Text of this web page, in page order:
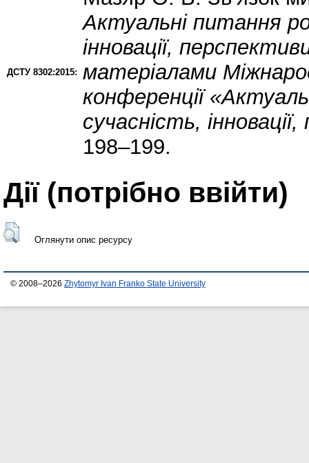
ДСТУ 8302:2015:
Актуальні питання
інновації,
матеріалами
конференції
сучасність,
198–199.
Дії ​​(потрібно ввійти)
Оглянути опис ресурсу
© 2008–2026 Zhytomyr Ivan Franko State University